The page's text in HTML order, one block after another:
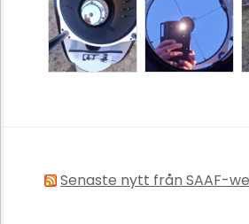
Senaste nytt från SAAF-